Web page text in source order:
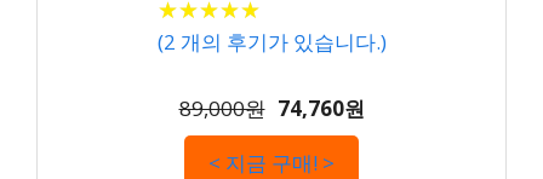
★★★★★
★★★★★
(2 개의 후기가 있습니다.)
89,000원 74,760원
< 지금 구매! >